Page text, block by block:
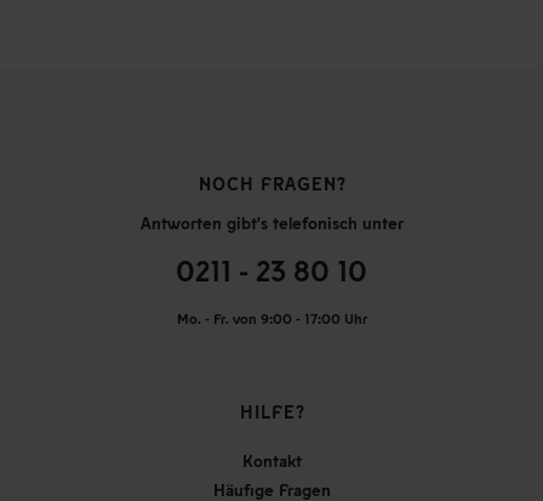
NOCH FRAGEN?
Antworten gibt's telefonisch unter
0211 - 23 80 10
Mo. - Fr. von 9:00 - 17:00 Uhr
HILFE?
Kontakt
Häufige Fragen